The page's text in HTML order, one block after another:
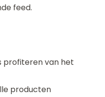
feed.
profiteren van het
producten